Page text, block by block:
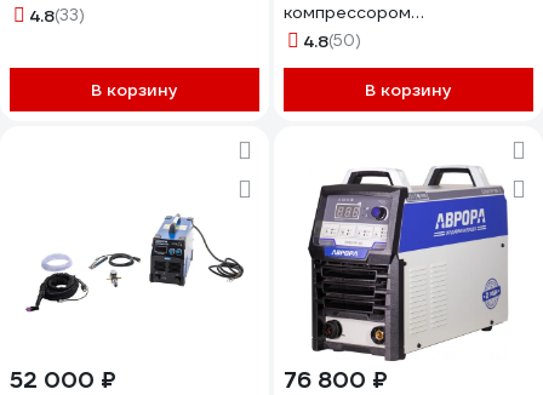
4.8(33)
В корзину
компрессором
НП000001236
4.8(50)
В корзину
52 000 ₽ 76 800 ₽